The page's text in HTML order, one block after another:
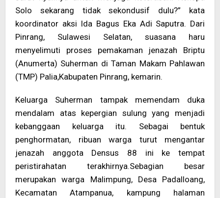
Solo sekarang tidak sekondusif dulu?” kata
koordinator aksi Ida Bagus Eka Adi Saputra. Dari
Pinrang, Sulawesi Selatan, suasana haru
menyelimuti proses pemakaman jenazah Briptu
(Anumerta) Suherman di Taman Makam Pahlawan
(TMP) Palia,Kabupaten Pinrang, kemarin.
Keluarga Suherman tampak memendam duka
mendalam atas kepergian sulung yang menjadi
kebanggaan keluarga itu. Sebagai bentuk
penghormatan, ribuan warga turut mengantar
jenazah anggota Densus 88 ini ke tempat
peristirahatan terakhirnya.Sebagian besar
merupakan warga Malimpung, Desa Padalloang,
Kecamatan Atampanua, kampung halaman